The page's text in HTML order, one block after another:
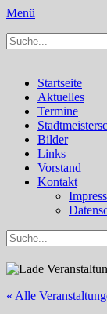
Menü
Schachfreunde
Schachfreunde im
Suchen
nach:
Primäres
Menü
Zum
Inhalt
springen
Startseite
Aktuelles
Termine
Bilder
Links
Vorstand
Kontakt
Suchen
Suchen
nach:
« Alle